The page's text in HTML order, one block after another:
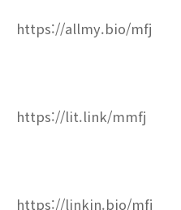
https://allmy.bio/mfj
https://lit.link/mmfj
https://linkin.bio/mfj